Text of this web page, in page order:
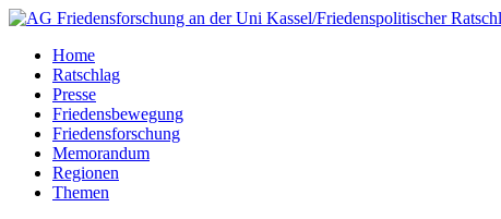
Home
Ratschlag
Presse
Friedensbewegung
Friedensforschung
Memorandum
Regionen
Themen